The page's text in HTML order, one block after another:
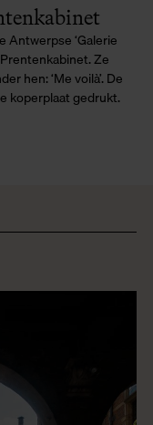
Antwerpse ‘Galerie
Ze
hen: ‘Me voilà’. De
koperplaat gedrukt.